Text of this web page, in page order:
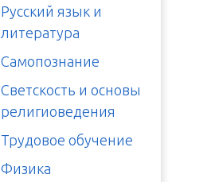
Русский язык и
литература
Самопознание
Светскость и основы
религиоведения
Трудовое обучение
Физика